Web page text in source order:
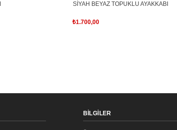
SİYAH BEYAZ TOPUKLU AYAKKABI
₺1.700,00
BİLGİLER